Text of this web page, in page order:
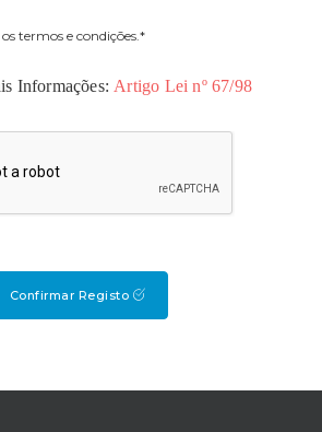
termos e condições.*
Informações: Artigo Lei nº 67/98
Confirmar Registo